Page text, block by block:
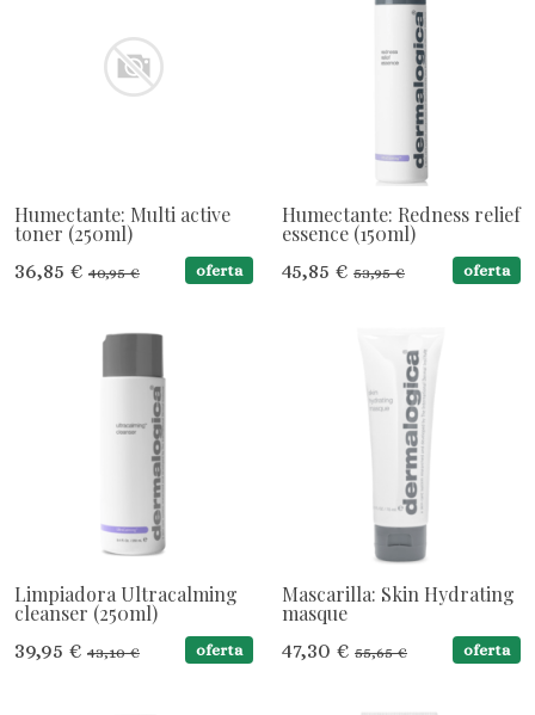
Humectante: Multi active
toner (250ml)
36,85 € 40,95 € oferta
Humectante: Redness relief
essence (150ml)
45,85 € 53,95 € oferta
Limpiadora Ultracalming
cleanser (250ml)
39,95 € 43,10 € oferta
Mascarilla: Skin Hydrating
masque
47,30 € 55,65 € oferta